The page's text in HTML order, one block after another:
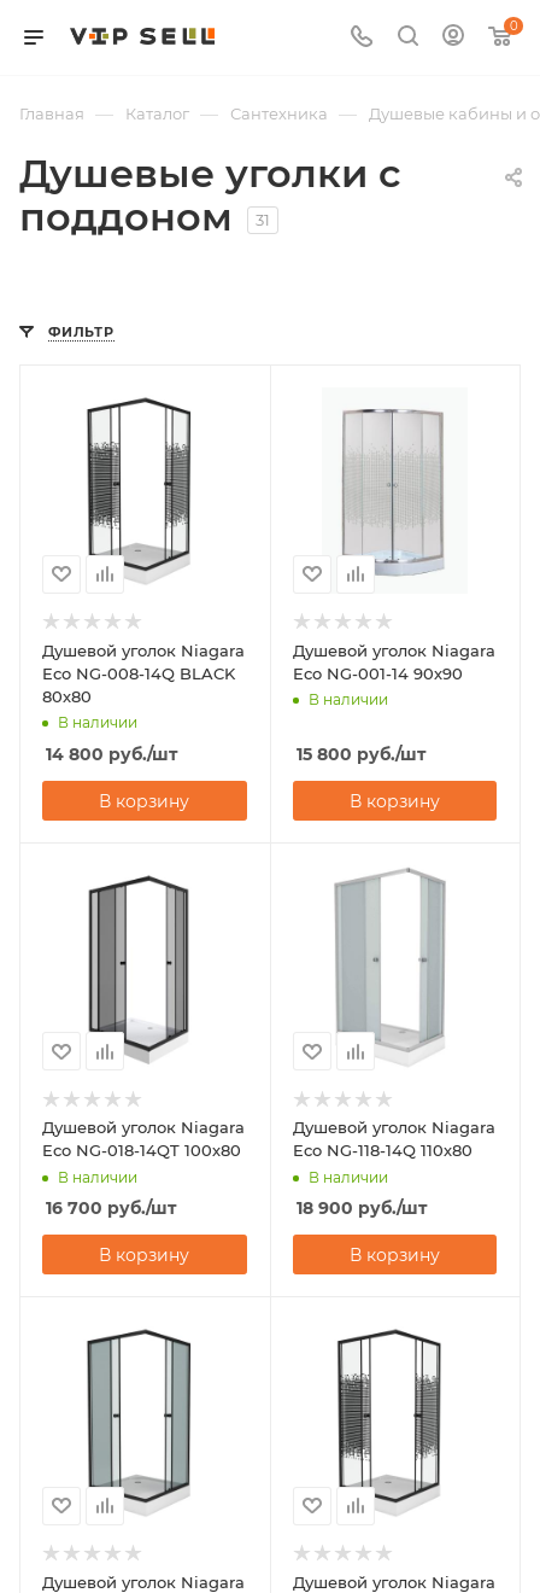
0
Главная — Каталог — Сантехника — Душевые кабины и
Душевые уголки с
поддоном
31
ФИЛЬТР
Душевой уголок Niagara
Eco NG-008-14Q BLACK
80х80
В наличии
14 800 руб./шт
В корзину
Душевой уголок Niagara
Eco NG-001-14 90х90
В наличии
15 800 руб./шт
В корзину
Душевой уголок Niagara
Eco NG-018-14QT 100х80
В наличии
16 700 руб./шт
В корзину
Душевой уголок Niagara
Eco NG-118-14Q 110х80
В наличии
18 900 руб./шт
В корзину
Душевой уголок Niagara
Душевой уголок Niagara